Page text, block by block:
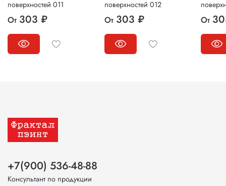
поверхностей 011
От 303 ₽
поверхностей 012
От 303 ₽ От
+7(900) 536-48-88
Консультант по продукции